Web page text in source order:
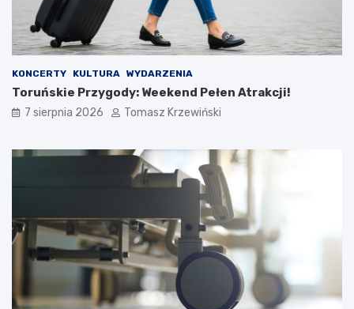
KONCERTY KULTURA WYDARZENIA
Toruńskie Przygody: Weekend Pełen Atrakcji!
7 sierpnia 2026 Tomasz Krzewiński